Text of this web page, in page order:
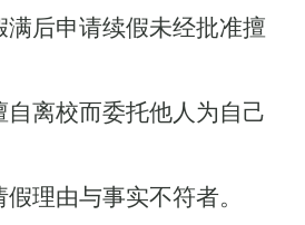
满后申请续假未经批准擅
自离校而委托他人为自己
假理由与事实不符者。